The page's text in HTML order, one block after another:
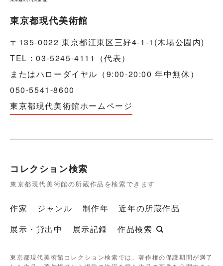
東京都現代美術館
〒135-0022 東京都江東区三好4-1-1(木場公園内)
TEL：03-5245-4111（代表）
またはハローダイヤル（9:00-20:00 年中無休）
050-5541-8600
東京都現代美術館ホームページ
コレクション検索
東京都現代美術館の所蔵作品を検索できます
作家 ジャンル 制作年
近年の所蔵作品
展示・貸出中
展示記録 作品検索
東京都現代美術館コレクション検索では、著作権の保護期間が満了